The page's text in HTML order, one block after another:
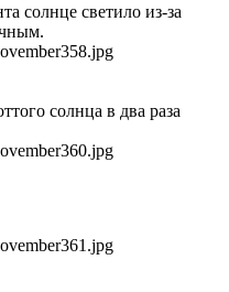
солнце светило из-за
солнца в два раза